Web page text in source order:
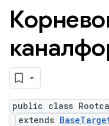
public class
extends